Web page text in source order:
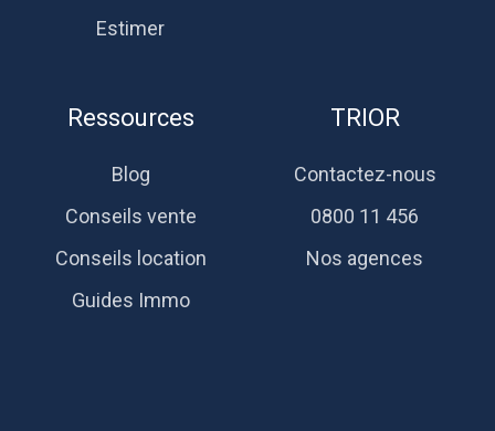
Estimer
Ressources
Blog
Conseils vente
Conseils location
Guides Immo
TRIOR
Contactez-nous
0800 11 456
Nos agences